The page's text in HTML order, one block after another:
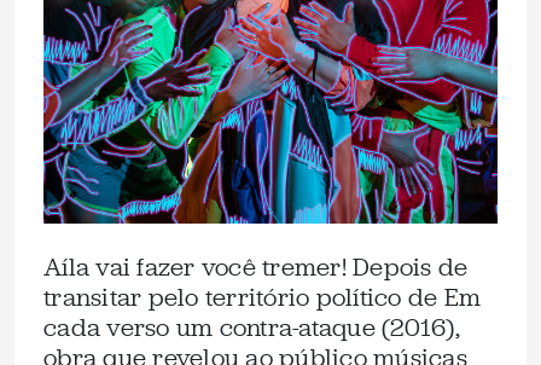
Aíla vai fazer você tremer! Depois de
transitar pelo território político de Em
cada verso um contra-ataque (2016),
obra que revelou ao público músicas